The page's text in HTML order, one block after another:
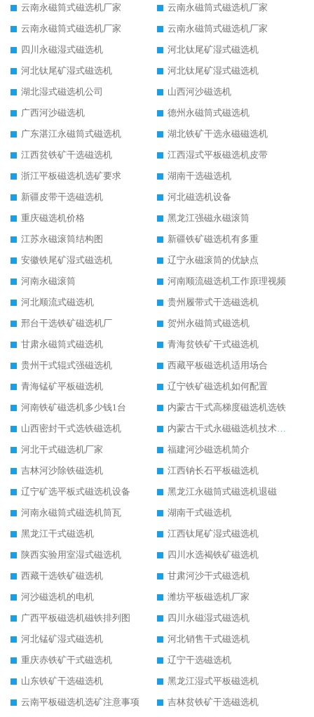
云南永磁筒式磁选机厂家
云南永磁筒式磁选机厂家
云南永磁筒式磁选机厂家
云南永磁筒式磁选机厂家
四川永磁湿式磁选机
河北钛尾矿湿式磁选机
河北钛尾矿湿式磁选机
河北钛尾矿湿式磁选机
湖北湿式磁选机公司
山西河沙磁选机
广西河沙磁选机
德州永磁筒式磁选机
广东湛江永磁筒式磁选机
湖北铁矿干选永磁磁选机
江西贫铁矿干选磁选机
江西湿式平板磁选机皮带
浙江平板磁选机选矿要求
湖南干选磁选机
新疆皮带干选磁选机
河北磁选机设备
重庆磁选机价格
黑龙江强磁永磁滚筒
江苏永磁滚筒结构图
新疆铁矿磁选机有多重
安徽铁尾矿湿式磁选机
辽宁永磁滚筒的优缺点
河南永磁滚筒
河南顺流磁选机工作原理视频
河北顺流式磁选机
贵州履带式干选磁选机
邢台干选铁矿磁选机厂
贺州永磁筒式磁选机
甘肃永磁筒式磁选机
青海贫铁矿干式磁选机
贵州干式辊式强磁选机
西藏平板磁选机适用场合
青海锰矿平板磁选机
辽宁铁矿磁选机如何配置
河南铁矿磁选机多少钱1台
内蒙古干式高梯度磁选机选铁
山西密封干式选铁磁选机
内蒙古干式永磁磁选机技术要求
河北干式磁选机厂家
福建河沙磁选机简介
吉林河沙除铁磁选机
江西钠长石平板磁选机
辽宁矿选平板式磁选机设备
黑龙江永磁筒式磁选机退磁
河南永磁筒式磁选机筒瓦
湖南干式磁选机
黑龙江干式磁选机
江西钛尾矿湿式磁选机
陕西实验用室湿式磁选机
四川水选褐铁矿磁选机
西藏干选铁矿磁选机
甘肃河沙干式磁选机
河沙磁选机的电机
潍坊平板磁选机厂家
广西平板磁选机磁铁排列图
四川永磁湿式磁选机
河北锰矿湿式磁选机
河北销售干式磁选机
重庆赤铁矿干式磁选机
辽宁干选磁选机
山东铁矿干选磁选机
黑龙江湿式平板磁选机
云南平板磁选机选矿注意事项
吉林贫铁矿干选磁选机